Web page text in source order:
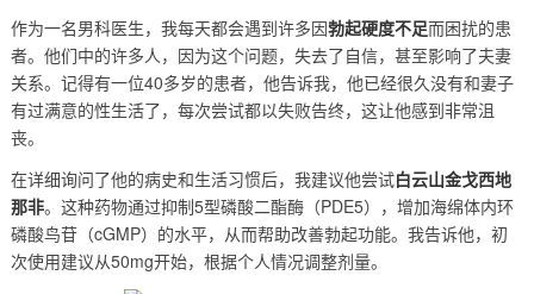
作为一名男科医生，我每天都会遇到许多因勃起硬度不足而困扰的患
者。他们中的许多人，因为这个问题，失去了自信，甚至影响了夫妻
关系。记得有一位40多岁的患者，他告诉我，他已经很久没有和妻子
有过满意的性生活了，每次尝试都以失败告终，这让他感到非常沮
丧。
在详细询问了他的病史和生活习惯后，我建议他尝试白云山金戈西地
那非。这种药物通过抑制5型磷酸二酯酶（PDE5），增加海绵体内环
磷酸鸟苷（cGMP）的水平，从而帮助改善勃起功能。我告诉他，初
次使用建议从50mg开始，根据个人情况调整剂量。